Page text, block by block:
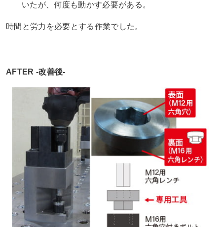
いたが、何度も動かす必要がある。
時間と労力を必要とする作業でした。
AFTER -改善後-